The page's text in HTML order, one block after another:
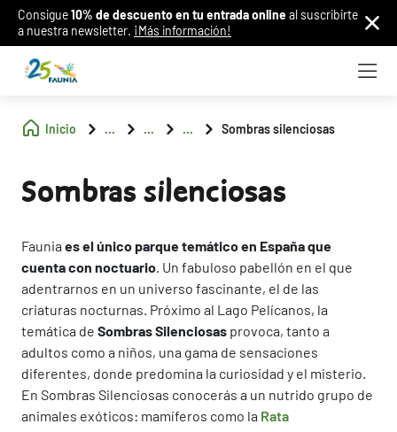
Consigue10% de descuento en tu entrada onlineal suscribirte
a nuestra newsletter. ¡Más información!
Inicio ... ... ... Sombras silenciosas
Sombras silenciosas
Fauniaes el único parque temático en España que
cuenta con noctuario. Un fabuloso pabellón en el que
adentrarnos en un universo fascinante, el de las
criaturas nocturnas. Próximo al Lago Pelícanos, la
temática de Sombras Silenciosas provoca, tanto a
adultos como a niños, una gama de sensaciones
diferentes, donde predomina la curiosidad y el misterio.
En Sombras Silenciosas conocerás a un nutrido grupo de
animales exóticos: mamíferos como la Rata